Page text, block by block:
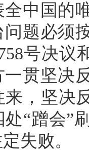
中国的
问题必须
号决议
贯坚决
，坚决
“蹭会”
失败。